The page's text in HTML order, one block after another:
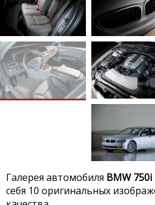
Галерея автомобиля BMW 750i
себя 10 оригинальных